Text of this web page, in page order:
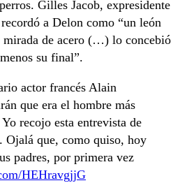
Gilles Jacob, expresidente
a Delon como “un león
mirada de acero (…) lo concebió
su final”.
actor francés Alain
que era el hombre más
recojo esta entrevista de
Ojalá que, como quiso, hoy
padres, por primera vez
HEHravgjjG